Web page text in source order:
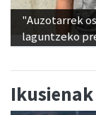
"Auzotarrek
laguntzeko
Ikusienak